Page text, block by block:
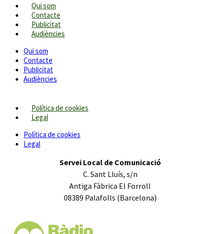
Qui som
Contacte
Publicitat
Audiències
Qui som
Contacte
Publicitat
Audiències
Política de cookies
Legal
Política de cookies
Legal
Servei Local de Comunicació
C. Sant Lluís, s/n
Antiga Fàbrica El Forroll
08389 Palafolls (Barcelona)